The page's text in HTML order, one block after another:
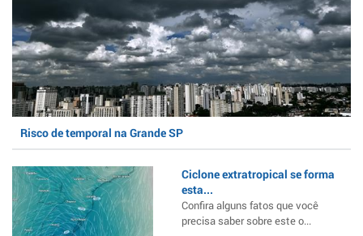
Risco de temporal na Grande SP
Ciclone extratropical se forma
esta...
Confira alguns fatos que você
precisa saber sobre este o...